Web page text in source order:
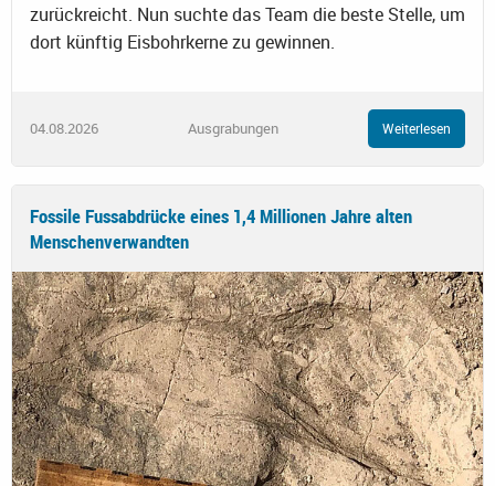
zurückreicht. Nun suchte das Team die beste Stelle, um
dort künftig Eisbohrkerne zu gewinnen.
04.08.2026 Ausgrabungen Weiterlesen
Fossile Fussabdrücke eines 1,4 Millionen Jahre alten
Menschenverwandten